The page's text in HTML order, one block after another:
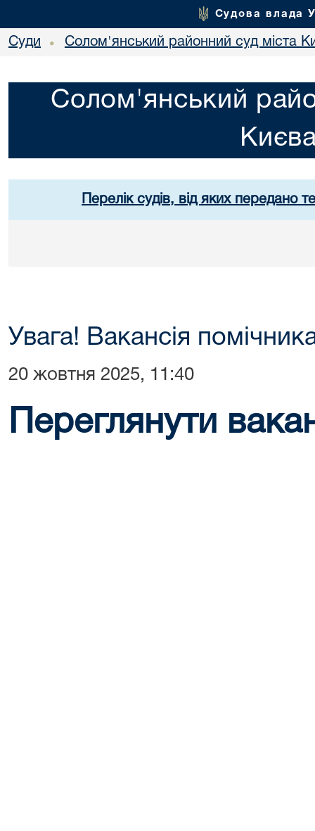
Судова влада
Суди • Солом'янський районний суд міста
Солом'янський
Перелік судів, від яких передано
Увага! Вакансія
20 жовтня 2025, 11:40
Переглянути